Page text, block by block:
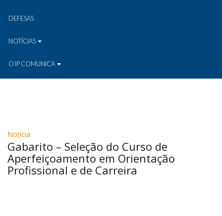
DEFESAS
NOTÍCIAS
O IP COMUNICA
Notícia
Gabarito – Seleção do Curso de
Aperfeiçoamento em Orientação
Profissional e de Carreira